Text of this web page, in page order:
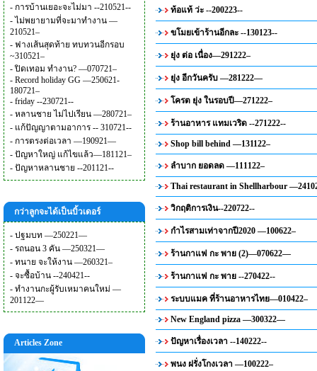
- การบ้านเยอะจะไม่มา --210521--
- ไม่พยายามที่จะมาทำงาน —
210521–
- ฟางเส้นสุดท้าย ทบทวนอีกรอบ
~310521–
-ปิดเทอม ทำงาน? —070721–
- Record holiday GG —250621-
180721–
- friday --230721--
- หลานชาย ไม่ไปเรียน —280721–
- แก้ปัญญาตามอาการ -- 310721--
- การตรงต่อเวลา —190921—
- ปัญหาใหญ่ แก้ไขแล้ว—181121–
- ปัญหาหลานชาย --201121--
กว่าลูกจะได้เป็นบิ้วเดอร์
- ปฐมบท —250221—
- รถนอน 3 คัน —250321—
- ทนาย จะให้งาน —260321–
- จะซื้อบ้าน --240421--
- ทำงานกะผู้รับเหมาคนใหม่ —
201122—
Articles Zone
ท้อแท้ ว่ะ --200223--
ขโมยเข้าร้านอีกละ --130123--
ยุ่ง ต่อ เนื่อง—291222–
ยุ่ง อีกวันครับ —281222—
โครต ยุ่ง ในรอบปี—271222–
ร้านอาหาร แทมเวริด --271222--
Shop bill behind —131122–
ลำบาก ยอดลด —111122–
Thai restaurant in Shellharbour
วิกฤติการเงิน--220722--
กำไรสามเท่าจากปี2020 —100622–
ร้านกาแฟ กะ พาย (2)—070622—
ร้านกาแฟ กะ พาย --270422--
ระบบแมค ที่ร้านอาหารไทย—010422–
New England pizza —300322—
ปัญหาเรื่องเวลา --140222--
พนง ฝรั่งโกงเวลา —100222–